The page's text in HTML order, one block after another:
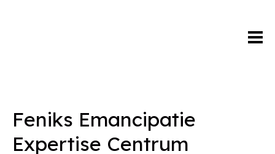
Feniks Emancipatie
Expertise Centrum